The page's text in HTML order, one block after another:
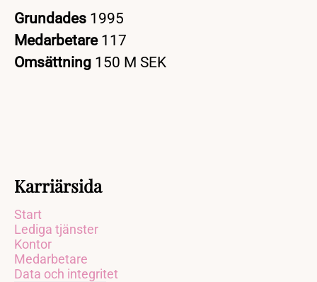
Grundades 1995
Medarbetare 117
Omsättning 150 M SEK
Karriärsida
Start
Lediga tjänster
Kontor
Medarbetare
Data och integritet